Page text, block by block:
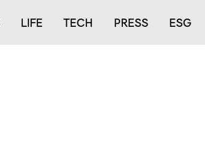
LIFE TECH PRESS ESG